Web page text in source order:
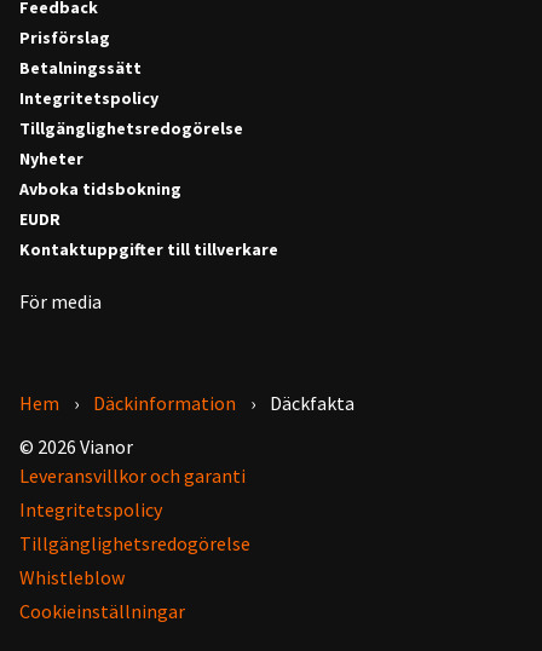
Feedback
Prisförslag
Betalningssätt
Integritetspolicy
Tillgänglighetsredogörelse
Nyheter
Avboka tidsbokning
EUDR
Kontaktuppgifter till tillverkare
För media
Hem Däckinformation
Däckfakta
© 2026 Vianor
Leveransvillkor och garanti
Integritetspolicy
Tillgänglighetsredogörelse
Whistleblow
Cookieinställningar